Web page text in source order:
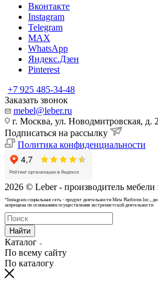
Вконтакте
Instagram
Telegram
MAX
WhatsApp
Яндекс.Дзен
Pinterest
+7 925 485-34-48
Заказать звонок
mebel@leber.ru
г. Москва, ул. Новодмитровская, д.
Подписаться на рассылку
Политика конфиденциальности
2026 © Leber - производитель мебели
*Instagram cоциальная сеть - продукт деятельности Meta Platforms Inc.,
запрещена по основаниям осуществления экстремистской деятельности
Найти
Каталог
По всему сайту
По каталогу